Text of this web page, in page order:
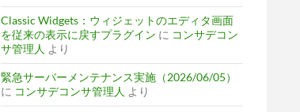
Classic Widgets：ウィジェットのエディタ画面
を従来の表示に戻すプラグイン に コンサデコン
サ管理人 より
緊急サーバーメンテナンス実施（2026/06/05）
に コンサデコンサ管理人 より